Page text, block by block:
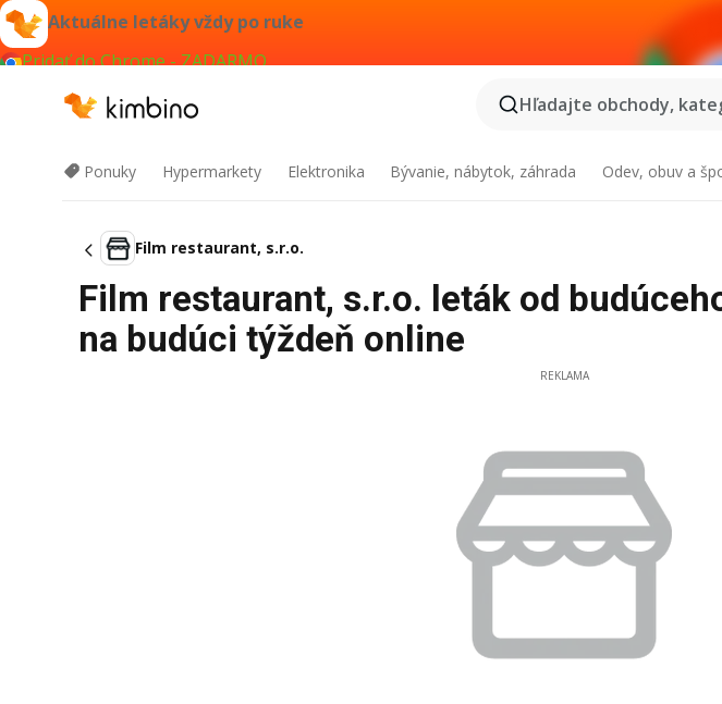
Aktuálne letáky vždy po ruke
Pridať do Chrome - ZADARMO
Hľadajte obchody,
Ponuky Hypermarkety Elektronika Bývanie, nábytok, záhrada Odev, obuv a
Film restaurant, s.r.o.
Film restaurant, s.r.o. leták od
na budúci týždeň online
REKLAMA